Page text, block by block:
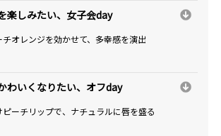
楽しみたい、女子会day
チオレンジを効かせて、多幸感を演出
わいくなりたい、オフday
ピーチリップで、ナチュラルに唇を盛る